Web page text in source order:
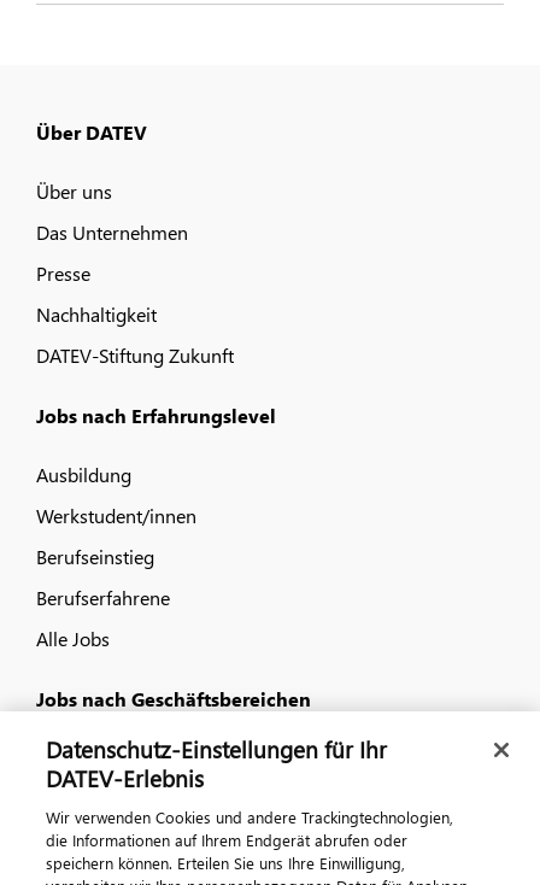
Über DATEV
Über uns
Das Unternehmen
Presse
Nachhaltigkeit
DATEV-Stiftung Zukunft
Jobs nach Erfahrungslevel
Ausbildung
Werkstudent/innen
Berufseinstieg
Berufserfahrene
Alle Jobs
Jobs nach Geschäftsbereichen
IT
Kundenservice und Produktanforderungen
Datenschutz-Einstellungen für Ihr
DATEV-Erlebnis
Wir verwenden Cookies und andere Trackingtechnologien,
die Informationen auf Ihrem Endgerät abrufen oder
speichern können. Erteilen Sie uns Ihre Einwilligung,